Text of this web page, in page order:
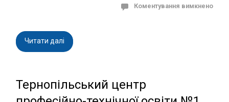
Коментування вимкнено
Читати далі
Тернопільський центр